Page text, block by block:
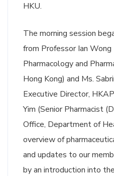
HKU.
The morning session
from Professor Ian
Pharmacology and
Hong Kong) and Ms.
Executive Director,
Yim (Senior Pharmacist
Office, Department of
overview of
and updates to our
by an introduction into